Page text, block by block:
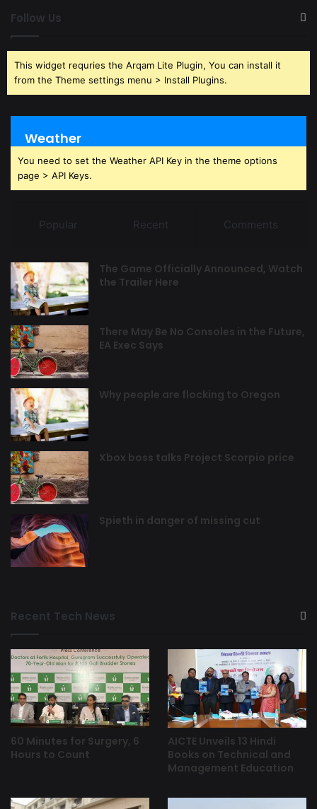
Follow Us
This widget requries the Arqam Lite Plugin, You can install it
from the Theme settings menu > Install Plugins.
Weather
You need to set the Weather API Key in the theme options
page > API Keys.
Popular Recent Comments
The Game Officially Announced, Watch
the Trailer Here
There May Be No Consoles in the Future,
EA Exec Says
Why people are flocking to Oregon
Xbox boss talks Project Scorpio price
Spieth in danger of missing cut
Recent Tech News
60 Minutes for Surgery, 6
Hours to Count
AICTE Unveils 13 Hindi
Books on Technical and
Management Education